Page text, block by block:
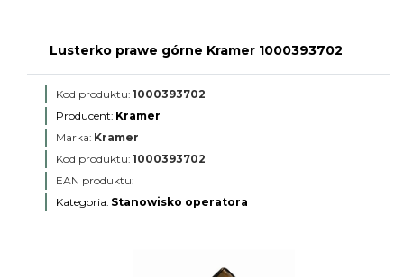
Lusterko prawe górne Kramer 1000393702
Kod produktu: 1000393702
Producent: Kramer
Marka: Kramer
Kod produktu: 1000393702
EAN produktu:
Kategoria: Stanowisko operatora